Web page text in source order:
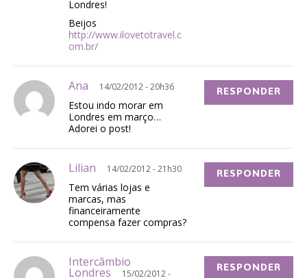
Londres!
Beijos
http://www.ilovetotravel.c
om.br/
Ana 14/02/2012 - 20h36
Estou indo morar em
Londres em março…
Adorei o post!
RESPONDER
Lilian 14/02/2012 - 21h30
Tem várias lojas e
marcas, mas
financeiramente
compensa fazer compras?
RESPONDER
Intercâmbio
Londres
15/02/2012 -
RESPONDER